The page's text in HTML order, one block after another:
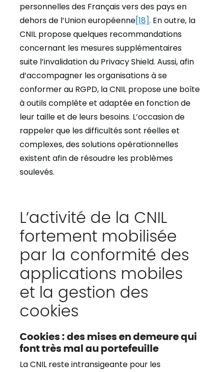
personnelles des Français vers des pays en
dehors de l’Union européenne[18]. En outre, la
CNIL propose quelques recommandations
concernant les mesures supplémentaires
suite l’invalidation du Privacy Shield. Aussi, afin
d’accompagner les organisations à se
conformer au RGPD, la CNIL propose une boîte
à outils complète et adaptée en fonction de
leur taille et de leurs besoins. L’occasion de
rappeler que les difficultés sont réelles et
complexes, des solutions opérationnelles
existent afin de résoudre les problèmes
soulevés.
L’activité de la CNIL
fortement mobilisée
par la conformité des
applications mobiles
et la gestion des
cookies
Cookies : des mises en demeure qui
font très mal au portefeuille
La CNIL reste intransigeante pour les